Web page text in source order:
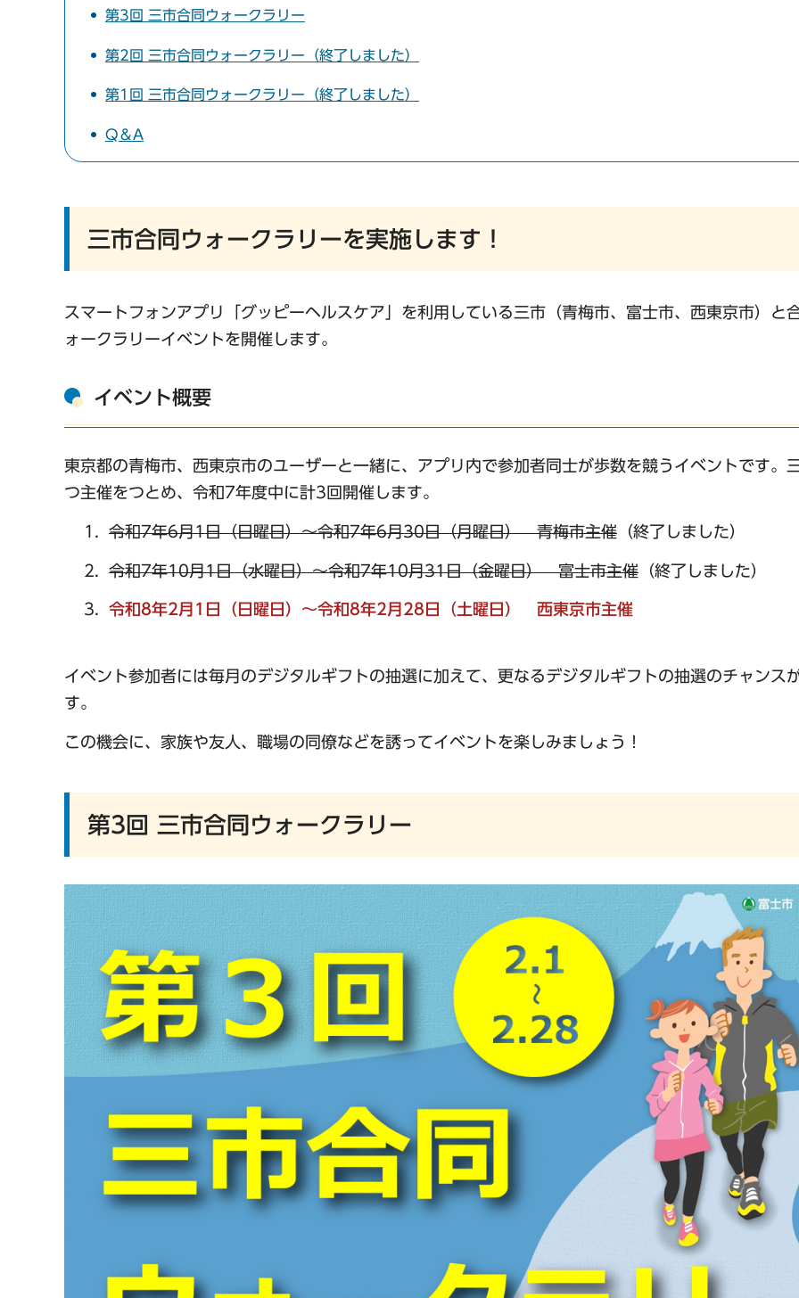
第3回 三市合同ウォークラリー
第2回 三市合同ウォークラリー（終了しました）
第1回 三市合同ウォークラリー（終了しました）
Q＆A
三市合同ウォークラリーを実施します！
スマートフォンアプリ「グッピーヘルスケア」を利用している三市（青梅市、富士市、西東京市）と
ォークラリーイベントを開催します。
イベント概要
東京都の青梅市、西東京市のユーザーと一緒に、アプリ内で参加者同士が歩数を競うイベントです。
つ主催をつとめ、令和7年度中に計3回開催します。
令和7年6月1日（日曜日）～令和7年6月30日（月曜日） 青梅市主催 （終了しました）
令和7年10月1日（水曜日）～令和7年10月31日（金曜日） 富士市主催 （終了しました）
令和8年2月1日（日曜日）～令和8年2月28日（土曜日） 西東京市主催
イベント参加者には毎月のデジタルギフトの抽選に加えて、更なるデジタルギフトの抽選のチャンス
す。
この機会に、家族や友人、職場の同僚などを誘ってイベントを楽しみましょう！
第3回 三市合同ウォークラリー